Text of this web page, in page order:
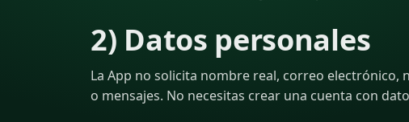
2) Datos personales
La App no solicita nombre real, correo
o mensajes. No necesitas crear una cuenta con